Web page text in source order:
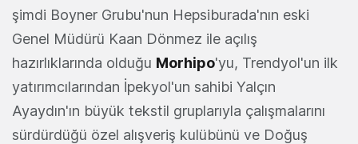
şimdi Boyner Grubu'nun Hepsiburada'nın eski
Genel Müdürü Kaan Dönmez ile açılış
hazırlıklarında olduğu Morhipo'yu, Trendyol'un ilk
yatırımcılarından İpekyol'un sahibi Yalçın
Ayaydın'ın büyük tekstil gruplarıyla çalışmalarını
sürdürdüğü özel alışveriş kulübünü ve Doğuş